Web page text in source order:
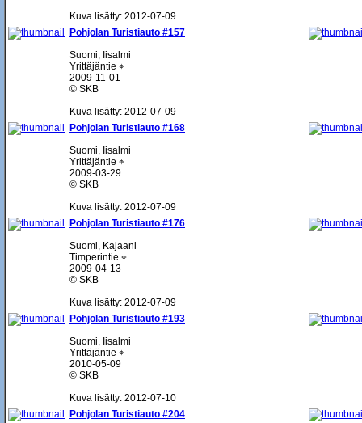
Kuva lisätty: 2012-07-09
Pohjolan Turistiauto #157
Suomi, Iisalmi
Yrittäjäntie ⌖
2009-11-01
© SKB
Kuva lisätty: 2012-07-09
Pohjolan Turistiauto #168
Suomi, Iisalmi
Yrittäjäntie ⌖
2009-03-29
© SKB
Kuva lisätty: 2012-07-09
Pohjolan Turistiauto #176
Suomi, Kajaani
Timperintie ⌖
2009-04-13
© SKB
Kuva lisätty: 2012-07-09
Pohjolan Turistiauto #193
Suomi, Iisalmi
Yrittäjäntie ⌖
2010-05-09
© SKB
Kuva lisätty: 2012-07-10
Pohjolan Turistiauto #204